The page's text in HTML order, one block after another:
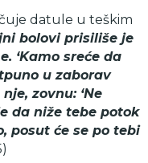
datule u teškim
bolovi prisiliše je
‘Kamo sreće da
u zaborav
zovnu: ‘Ne
da niže tebe potok
posut će se po tebi